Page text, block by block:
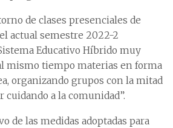
de clases presenciales de
actual semestre 2022-2
Educativo Híbrido muy
mismo tiempo materias en forma
organizando grupos con la mitad
cuidando a la comunidad”.
de las medidas adoptadas para